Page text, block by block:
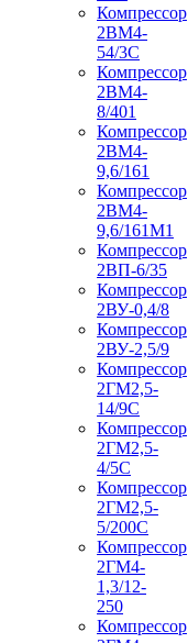
Компрессор
2ВМ4-
54/3С
Компрессор
2ВМ4-
8/401
Компрессор
2ВМ4-
9,6/161
Компрессор
2ВМ4-
9,6/161М1
Компрессор
2ВП-6/35
Компрессор
2ВУ-0,4/8
Компрессор
2ВУ-2,5/9
Компрессор
2ГМ2,5-
14/9С
Компрессор
2ГМ2,5-
4/5С
Компрессор
2ГМ2,5-
5/200С
Компрессор
2ГМ4-
1,3/12-
250
Компрессор